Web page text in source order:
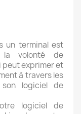
un terminal est
la volonté de
peut exprimer et
à travers les
logiciel de
logiciel de